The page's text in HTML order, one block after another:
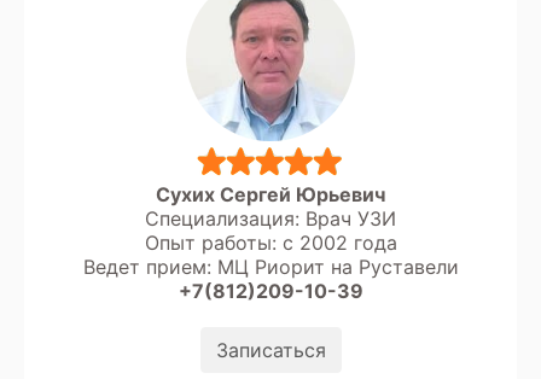
Сухих Сергей Юрьевич
Специализация: Врач УЗИ
Опыт работы: с 2002 года
Ведет прием: МЦ Риорит на Руставели
+7(812)209-10-39
Записаться